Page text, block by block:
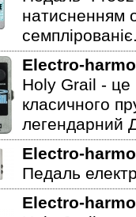
натисненням
Electro-
Holy Grail - це
класичного
легендарний
Electro-
Педаль
Electro-